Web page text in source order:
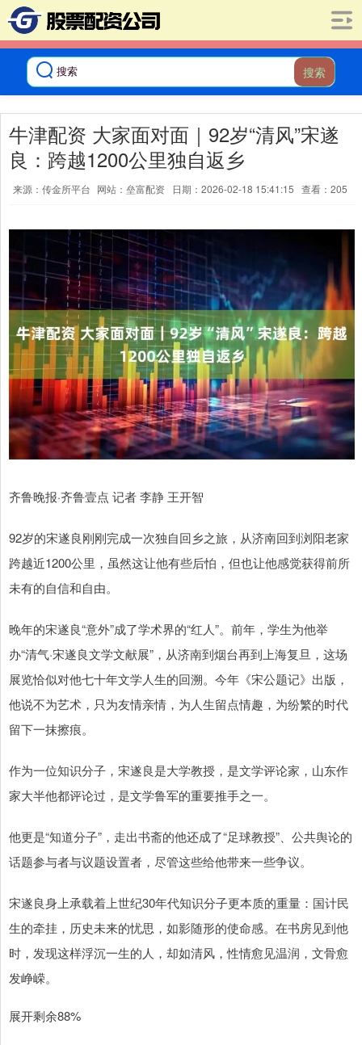
搜索
牛津配资 大家面对面｜92岁“清风”宋遂
良：跨越1200公里独自返乡
来源：传金所平台 网站：垒富配资 日期：2026-02-18 15:41:15 查看：205
齐鲁晚报·齐鲁壹点 记者 李静 王开智
92岁的宋遂良刚刚完成一次独自回乡之旅，从济南回到浏阳老家
跨越近1200公里，虽然这让他有些后怕，但也让他感觉获得前所
未有的自信和自由。
晚年的宋遂良“意外”成了学术界的“红人”。前年，学生为他举
办“清气·宋遂良文学文献展”，从济南到烟台再到上海复旦，这场
展览恰似对他七十年文学人生的回溯。今年《宋公题记》出版，
他说不为艺术，只为友情亲情，为人生留点情趣，为纷繁的时代
留下一抹擦痕。
作为一位知识分子，宋遂良是大学教授，是文学评论家，山东作
家大半他都评论过，是文学鲁军的重要推手之一。
他更是“知道分子”，走出书斋的他还成了“足球教授”、公共舆论的
话题参与者与议题设置者，尽管这些给他带来一些争议。
宋遂良身上承载着上世纪30年代知识分子更本质的重量：国计民
生的牵挂，历史未来的忧思，如影随形的使命感。在书房见到他
时，发现这样浮沉一生的人，却如清风，性情愈见温润，文骨愈
发峥嵘。
展开剩余88%